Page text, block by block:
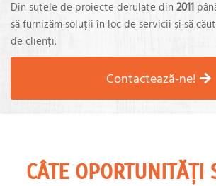
Din sutele de proiecte derulate din 2011
să furnizăm soluții în loc de servicii și să
de clienți.
Contactează-ne!
CÂTE OPORTUNITĂȚI